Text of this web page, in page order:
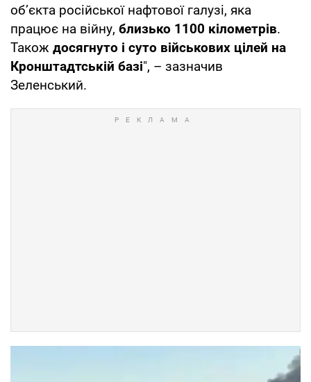
обʼєкта російської нафтової галузі, яка
працює на війну, близько 1100 кілометрів.
Також досягнуто і суто військових цілей на
Кронштадтській базі", – зазначив
Зеленський.